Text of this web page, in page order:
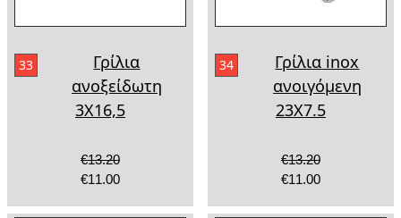
33
Γρίλια
ανοξείδωτη
3Χ16,5
€13.20
€11.00
34
Γρίλια inox
ανοιγόμενη
23X7.5
€13.20
€11.00